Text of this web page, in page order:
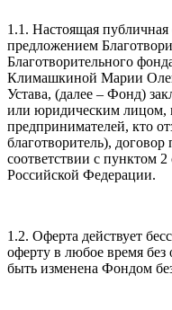
1.1. Настоящая публичная
предложением
Благотворительного
Климашкиной Марии
Устава, (далее – Фонд)
или юридическим лицом,
предпринимателей, кто
благотворитель),
соответствии с пунктом 2
Российской Федерации.
1.2. Оферта действует
оферту в любое время
быть изменена Фондом